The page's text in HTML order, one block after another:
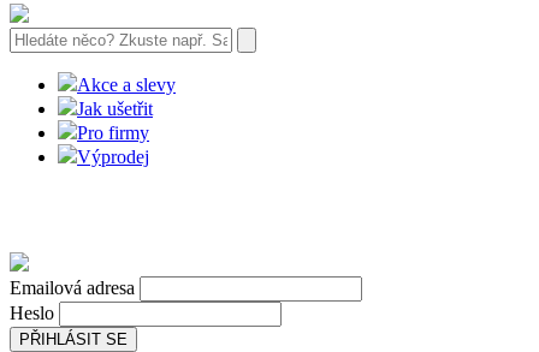
Akce a slevy
Jak ušetřit
Pro firmy
Výprodej
Emailová adresa
Heslo
PŘIHLÁSIT SE